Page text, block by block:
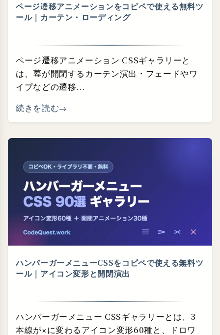
ページ遷移アニメーションをコピペで使える無料ツ
ール｜カーテン・⁠ローディング
ページ遷移アニメーション CSSギャラリーと
は、幕が開閉するカーテン演出・フェードやワ
イプなどの遷移...
続きを読む
ハンバーガーメニューCSSをコピペで使える無料ツ
ール｜アイコン変形と開閉演出
ハンバーガーメニュー CSSギャラリーとは、3
本線が×に変わるアイコン変形60種と、ドロワ